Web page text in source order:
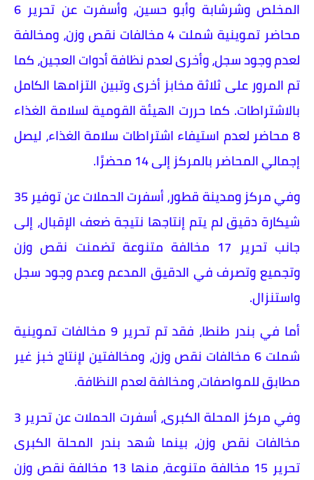
المخلص وشرشابة وأبو حسين، وأسفرت عن تحرير 6
محاضر تموينية شملت 4 مخالفات نقص وزن، ومخالفة
لعدم وجود سجل، وأخرى لعدم نظافة أدوات العجين، كما
تم المرور على ثلاثة مخابز أخرى وتبين التزامها الكامل
بالاشتراطات. كما حررت الهيئة القومية لسلامة الغذاء
8 محاضر لعدم استيفاء اشتراطات سلامة الغذاء، ليصل
إجمالي المحاضر بالمركز إلى 14 محضرًا.
وفي مركز ومدينة قطور، أسفرت الحملات عن توفير 35
شيكارة دقيق لم يتم إنتاجها نتيجة ضعف الإقبال، إلى
جانب تحرير 17 مخالفة متنوعة تضمنت نقص وزن
وتجميع وتصرف في الدقيق المدعم وعدم وجود سجل
واستنزال.
أما في بندر طنطا، فقد تم تحرير 9 مخالفات تموينية
شملت 6 مخالفات نقص وزن، ومخالفتين لإنتاج خبز غير
مطابق للمواصفات، ومخالفة لعدم النظافة.
وفي مركز المحلة الكبرى، أسفرت الحملات عن تحرير 3
مخالفات نقص وزن، بينما شهد بندر المحلة الكبرى
تحرير 15 مخالفة متنوعة، منها 13 مخالفة نقص وزن